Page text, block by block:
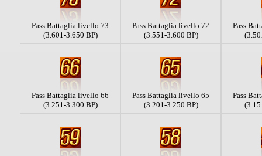
Pass Battaglia livello 73
(3.601-3.650 BP)
Pass Battaglia livello 72
(3.551-3.600 BP)
Pass
Pass Battaglia livello 66
(3.251-3.300 BP)
Pass Battaglia livello 65
(3.201-3.250 BP)
Pass